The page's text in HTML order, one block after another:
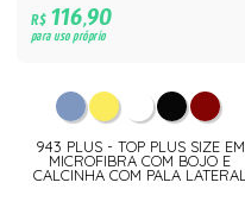
R$116,90
para uso próprio
943 PLUS - TOP PLUS SIZE EM
MICROFIBRA COM BOJO E
CALCINHA COM PALA LATERAL